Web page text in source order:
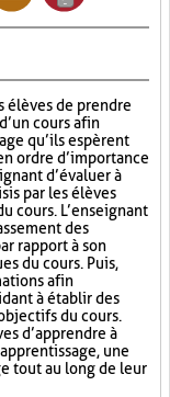
élèves de prendre
cours afin
qu’ils espèrent
ordre d’importance
d’évaluer à
par les élèves
cours. L’enseignant
des
rapport à son
du cours. Puis,
afin
à établir des
du cours.
d’apprendre à
une
tout au long de leur